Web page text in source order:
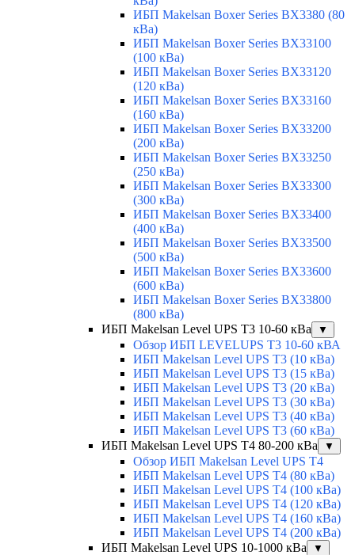
ИБП Makelsan Boxer Series BX3380 (80
кВа)
ИБП Makelsan Boxer Series BX33100
(100 кВа)
ИБП Makelsan Boxer Series BX33120
(120 кВа)
ИБП Makelsan Boxer Series BX33160
(160 кВа)
ИБП Makelsan Boxer Series BX33200
(200 кВа)
ИБП Makelsan Boxer Series BX33250
(250 кВа)
ИБП Makelsan Boxer Series BX33300
(300 кВа)
ИБП Makelsan Boxer Series BX33400
(400 кВа)
ИБП Makelsan Boxer Series BX33500
(500 кВа)
ИБП Makelsan Boxer Series BX33600
(600 кВа)
ИБП Makelsan Boxer Series BX33800
(800 кВа)
ИБП Makelsan Level UPS T3 10-60 кВа
▼
Обзор ИБП LEVELUPS T3 10-60 кВА
ИБП Makelsan Level UPS T3 (10 кВа)
ИБП Makelsan Level UPS T3 (15 кВа)
ИБП Makelsan Level UPS T3 (20 кВа)
ИБП Makelsan Level UPS T3 (30 кВа)
ИБП Makelsan Level UPS T3 (40 кВа)
ИБП Makelsan Level UPS T3 (60 кВа)
ИБП Makelsan Level UPS T4 80-200 кВа
▼
Обзор ИБП Makelsan Level UPS T4
ИБП Makelsan Level UPS T4 (80 кВа)
ИБП Makelsan Level UPS T4 (100 кВа)
ИБП Makelsan Level UPS T4 (120 кВа)
ИБП Makelsan Level UPS T4 (160 кВа)
ИБП Makelsan Level UPS T4 (200 кВа)
ИБП Makelsan Level UPS 10-1000 кВа
▼